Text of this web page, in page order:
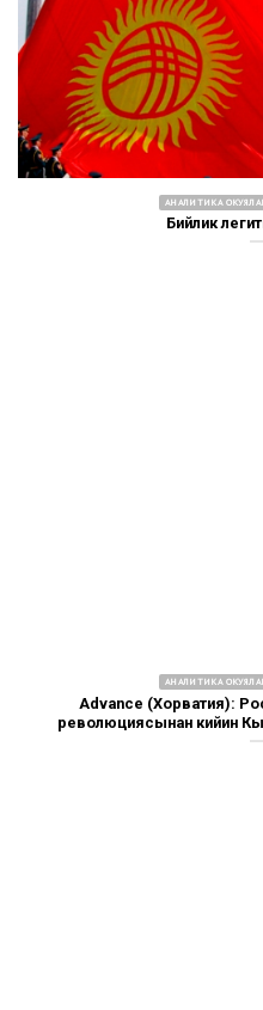
АНАЛИТИКА
Бийлик
АНАЛИТИКА
Advance (Хорватия):
революциясынан кийин